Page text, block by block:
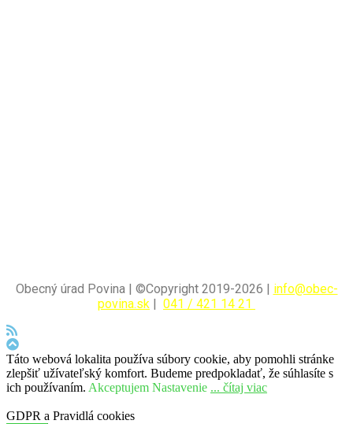
Obecný úrad Povina | ©Copyright 2019-2026 | info@obec-
povina.sk
041 / 421 14 21
Táto webová lokalita používa súbory cookie, aby pomohli stránke
zlepšiť užívateľský komfort. Budeme predpokladať, že súhlasíte s
ich používaním. Akceptujem Nastavenie ... čítaj viac
GDPR a Pravidlá cookies